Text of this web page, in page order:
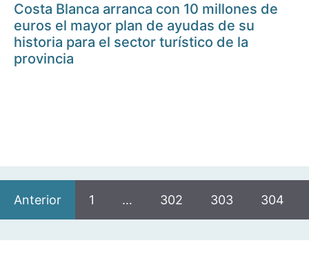
Costa Blanca arranca con 10 millones de
euros el mayor plan de ayudas de su
historia para el sector turístico de la
provincia
Anterior 1 … 302 303 304